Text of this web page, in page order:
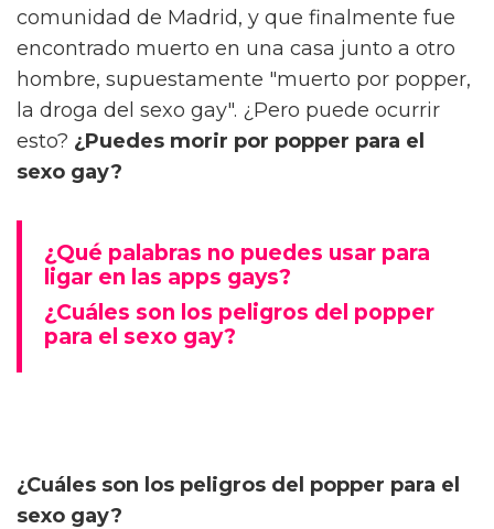
comunidad de Madrid, y que finalmente fue
encontrado muerto en una casa junto a otro
hombre, supuestamente "muerto por popper,
la droga del sexo gay". ¿Pero puede ocurrir
esto? ¿Puedes morir por popper para el
sexo gay?
¿Qué palabras no puedes usar para
ligar en las apps gays?
¿Cuáles son los peligros del popper
para el sexo gay?
¿Cuáles son los peligros del popper para el
sexo gay?